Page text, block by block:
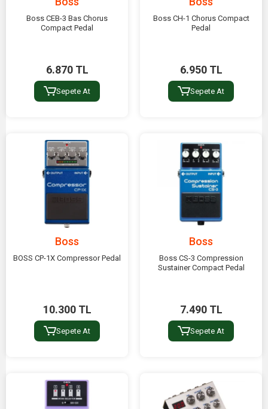
Boss CEB-3 Bas Chorus
Compact Pedal
6.870 TL
Sepete At
Boss CH-1 Chorus Compact
Pedal
6.950 TL
Sepete At
Boss
BOSS CP-1X Compressor Pedal
10.300 TL
Sepete At
Boss
Boss CS-3 Compression
Sustainer Compact Pedal
7.490 TL
Sepete At